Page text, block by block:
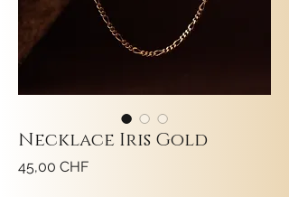
Necklace Iris Gold
45,00 CHFPrezzo